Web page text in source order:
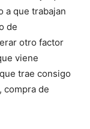
a que trabajan
de
otro factor
viene
trae consigo
compra de